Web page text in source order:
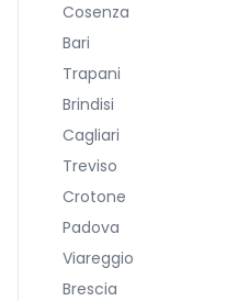
Cosenza
Bari
Trapani
Brindisi
Cagliari
Treviso
Crotone
Padova
Viareggio
Brescia